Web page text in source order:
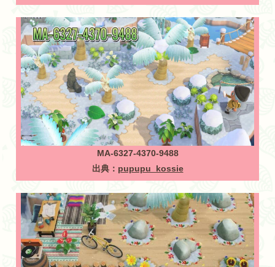
MA-6327-4370-9488
出典： pupupu_kossie